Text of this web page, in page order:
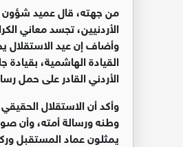
من جهته، قال عميد شؤون
الأردنيين، تجسد معاني
وأضاف إن عيد الاستقلال
القيادة الهاشمية، بقيادة
الأردني القادر على حمل
وأكد أن الاستقلال
وطنه ورسالة أمته، وأن
يمثلون عماد المستقبل